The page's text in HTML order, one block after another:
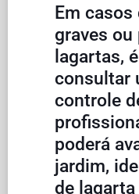
Em
graves
lagartas,
consultar
controle
poderá
jardim,
de